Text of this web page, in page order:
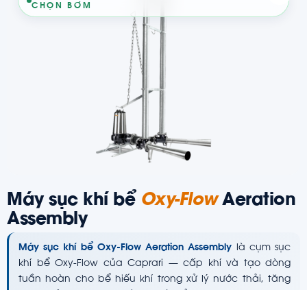
CHỌN BƠM
Máy sục khí bể Oxy-FlowAeration
Assembly
Máy sục khí bể Oxy-Flow Aeration Assembly là cụm sục
khí bể Oxy-Flow của Caprari — cấp khí và tạo dòng
tuần hoàn cho bể hiếu khí trong xử lý nước thải, tăng